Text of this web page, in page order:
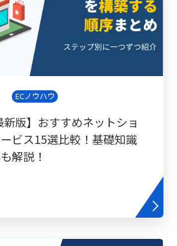
ECノウハウ
新版】おすすめネットショ
ビス15選比較！基礎知識
解説！